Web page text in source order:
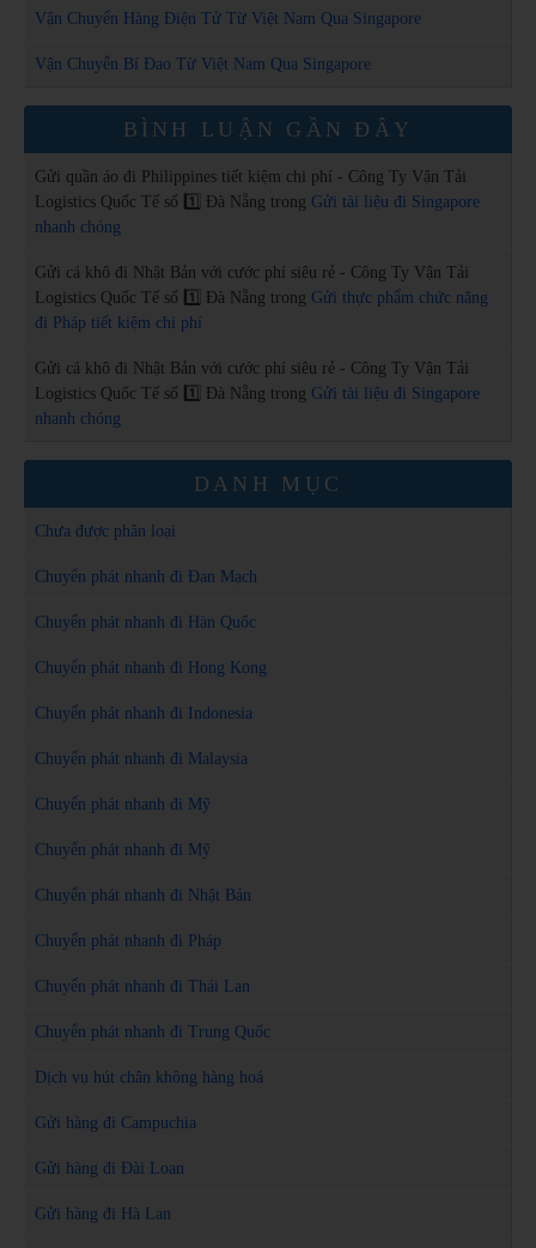
Vận Chuyển Hàng Điện Tử Từ Việt Nam Qua Singapore
Vận Chuyển Bí Đao Từ Việt Nam Qua Singapore
BÌNH LUẬN GẦN ĐÂY
Gửi quần áo đi Philippines tiết kiệm chi phí - Công Ty Vận Tải
Logistics Quốc Tế số 1️⃣ Đà Nẵng trong Gửi tài liệu đi Singapore
nhanh chóng
Gửi cá khô đi Nhật Bản với cước phí siêu rẻ - Công Ty Vận Tải
Logistics Quốc Tế số 1️⃣ Đà Nẵng trong Gửi thực phẩm chức năng
đi Pháp tiết kiệm chi phí
Gửi cá khô đi Nhật Bản với cước phí siêu rẻ - Công Ty Vận Tải
Logistics Quốc Tế số 1️⃣ Đà Nẵng trong Gửi tài liệu đi Singapore
nhanh chóng
DANH MỤC
Chưa được phân loại
Chuyển phát nhanh đi Đan Mạch
Chuyển phát nhanh đi Hàn Quốc
Chuyển phát nhanh đi Hong Kong
Chuyển phát nhanh đi Indonesia
Chuyển phát nhanh đi Malaysia
Chuyển phát nhanh đi Mỹ
Chuyển phát nhanh đi Mỹ
Chuyển phát nhanh đi Nhật Bản
Chuyển phát nhanh đi Pháp
Chuyển phát nhanh đi Thái Lan
Chuyển phát nhanh đi Trung Quốc
Dịch vụ hút chân không hàng hoá
Gửi hàng đi Campuchia
Gửi hàng đi Đài Loan
Gửi hàng đi Hà Lan